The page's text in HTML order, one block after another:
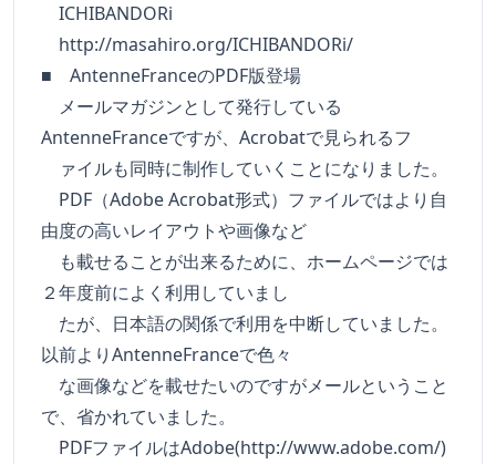
ICHIBANDORi
http://masahiro.org/ICHIBANDORi/
■ AntenneFranceのPDF版登場
メールマガジンとして発行している
AntenneFranceですが、Acrobatで見られるフ
ァイルも同時に制作していくことになりました。
PDF（Adobe Acrobat形式）ファイルではより自
由度の高いレイアウトや画像など
も載せることが出来るために、ホームページでは
２年度前によく利用していまし
たが、日本語の関係で利用を中断していました。
以前よりAntenneFranceで色々
な画像などを載せたいのですがメールということ
で、省かれていました。
PDFファイルはAdobe(http://www.adobe.com/)